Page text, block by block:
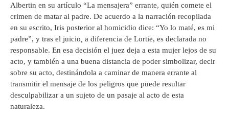
Albertin en su artículo “La mensajera” errante, quién comete el
crimen de matar al padre. De acuerdo a la narración recopilada
en su escrito, Iris posterior al homicidio dice: “Yo lo maté, es mi
padre”, y tras el juicio a diferencia de Lortie, es declarada no
responsable. En esa decisión el juez deja a esta mujer lejos de su
acto, y también a una buena distancia de poder simbolizar, decir
sobre su acto, destinándola a caminar de manera errante al
transmitir el mensaje de los peligros que puede resultar
desculpabilizar a un sujeto de un pasaje al acto de esta
naturaleza.